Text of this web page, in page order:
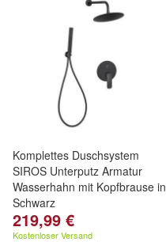
Komplettes Duschsystem
SIROS Unterputz Armatur
Wasserhahn mit Kopfbrause in
Schwarz
219,99 €
Kostenloser Versand